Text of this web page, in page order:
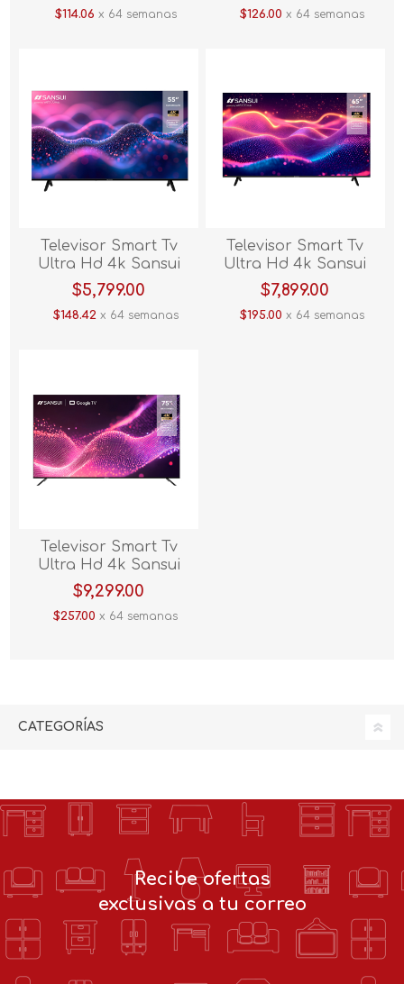
$114.06 x 64 semanas $126.00 x 64 semanas
Televisor Smart Tv
Ultra Hd 4k Sansui
SMX55KAUW 55"
$5,799.00
$148.42x 64 semanas
Televisor Smart Tv
Ultra Hd 4k Sansui
SMX65KAUW 65"
$7,899.00
$195.00 x 64 semanas
Televisor Smart Tv
Ultra Hd 4k Sansui
SMX75KAUG 75" Negro
$9,299.00
$257.00 x 64 semanas
CATEGORÍAS
Recibe ofertas
exclusivas a tu correo